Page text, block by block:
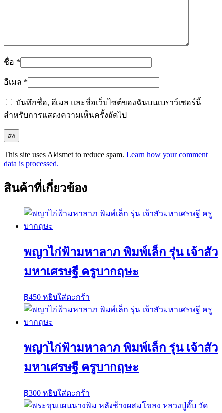
ชื่อ *
อีเมล *
บันทึกชื่อ, อีเมล และชื่อเว็บไซต์ของฉันบนเบราว์เซอร์นี้
สำหรับการแสดงความเห็นครั้งถัดไป
This site uses Akismet to reduce spam. Learn how your comment
data is processed.
สินค้าที่เกี่ยวข้อง
พญาไก่ฟ้ามหาลาภ พิมพ์เล็ก รุ่น เจ้าสัว
มหาเศรษฐี ครูบากฤษะ
฿450 หยิบใส่ตะกร้า
พญาไก่ฟ้ามหาลาภ พิมพ์เล็ก รุ่น เจ้าสัว
มหาเศรษฐี ครูบากฤษะ
฿300 หยิบใส่ตะกร้า